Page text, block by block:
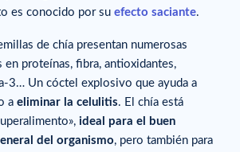
es conocido por su efecto saciante.
de chía presentan numerosas
en proteínas, fibra, antioxidantes,
3… Un cóctel explosivo que ayuda a
a eliminar la celulitis. El chía está
ideal para el buen
del organismo, pero también para